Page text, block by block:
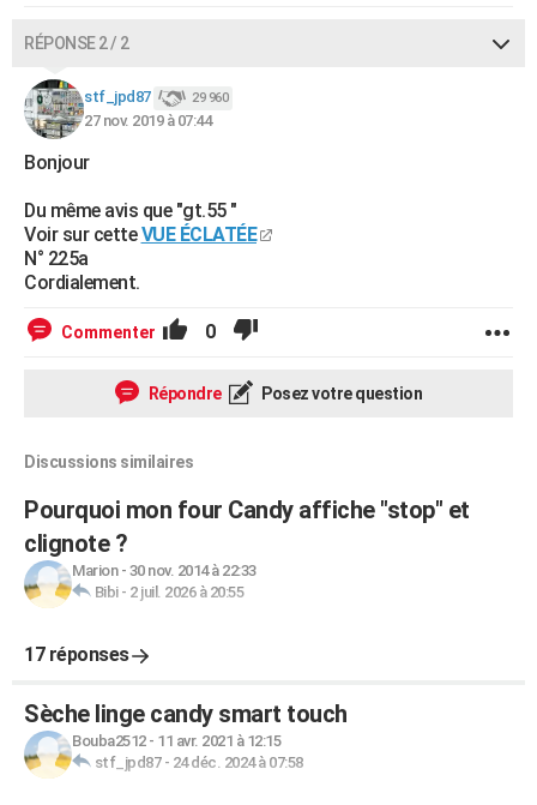
RÉPONSE 2 / 2
stf_jpd87 29 960
27 nov. 2019 à 07:44
Bonjour
Du même avis que "gt.55 "
Voir sur cetteVUE ÉCLATÉE
N° 225a
Cordialement.
Commenter 0
Répondre Posez votre question
Discussions similaires
Pourquoi mon four Candy affiche "stop" et
clignote ?
Marion- 30 nov. 2014 à 22:33
Bibi- 2 juil. 2026 à 20:55
17 réponses
Sèche linge candy smart touch
Bouba2512- 11 avr. 2021 à 12:15
stf_jpd87- 24 déc. 2024 à 07:58